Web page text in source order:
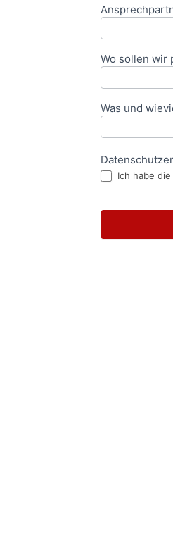
Wo sollen wir
Was und
Ich habe